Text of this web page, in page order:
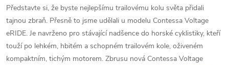
Představte si, že byste nejlepšímu trailovému kolu světa přidali
tajnou zbraň. Přesně to jsme udělali u modelu Contessa Voltage
eRIDE. Je navrženo pro stávající nadšence do horské cyklistiky, kteří
touží po lehkém, hbitém a schopném trailovém kole, oživeném
kompaktním, tichým motorem. Zbrusu nová Contessa Voltage